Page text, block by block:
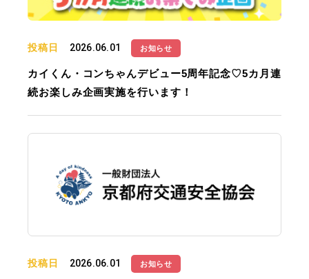
投稿日 2026.06.01 お知らせ
カイくん・コンちゃんデビュー5周年記念♡5カ月連
続お楽しみ企画実施を行います！
投稿日 2026.06.01 お知らせ